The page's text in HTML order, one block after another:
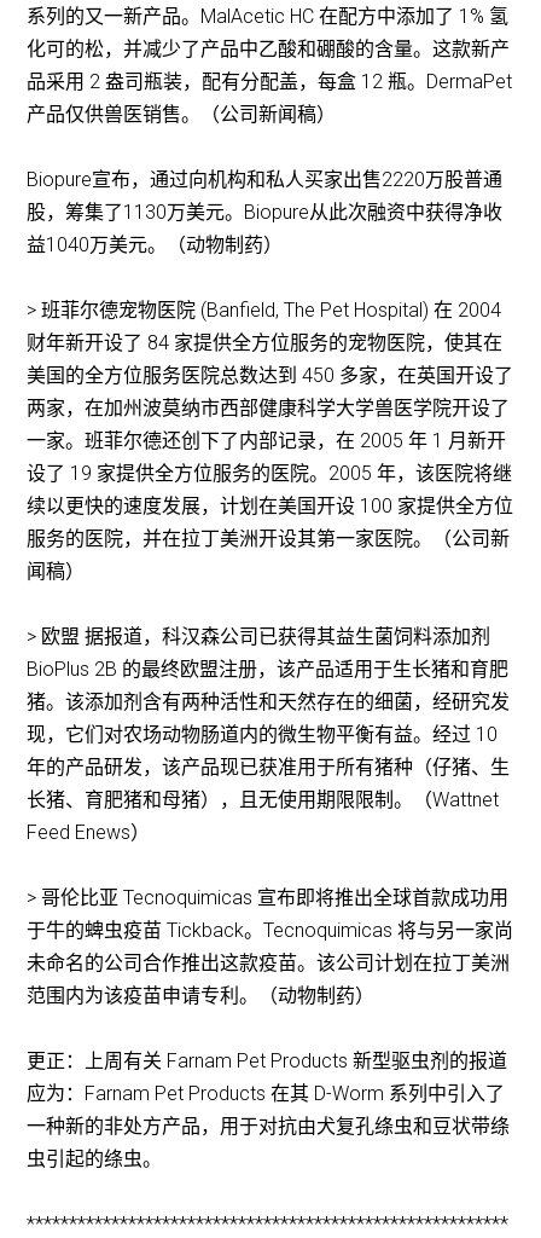
系列的又一新产品。MalAcetic HC 在配方中添加了 1% 氢
化可的松，并减少了产品中乙酸和硼酸的含量。这款新产
品采用 2 盎司瓶装，配有分配盖，每盒 12 瓶。DermaPet
产品仅供兽医销售。（公司新闻稿）
Biopure宣布，通过向机构和私人买家出售2220万股普通
股，筹集了1130万美元。Biopure从此次融资中获得净收
益1040万美元。（动物制药）
> 班菲尔德宠物医院 (Banfield, The Pet Hospital) 在 2004
财年新开设了 84 家提供全方位服务的宠物医院，使其在
美国的全方位服务医院总数达到 450 多家，在英国开设了
两家，在加州波莫纳市西部健康科学大学兽医学院开设了
一家。班菲尔德还创下了内部记录，在 2005 年 1 月新开
设了 19 家提供全方位服务的医院。2005 年，该医院将继
续以更快的速度发展，计划在美国开设 100 家提供全方位
服务的医院，并在拉丁美洲开设其第一家医院。（公司新
闻稿）
> 欧盟 据报道，科汉森公司已获得其益生菌饲料添加剂
BioPlus 2B 的最终欧盟注册，该产品适用于生长猪和育肥
猪。该添加剂含有两种活性和天然存在的细菌，经研究发
现，它们对农场动物肠道内的微生物平衡有益。经过 10
年的产品研发，该产品现已获准用于所有猪种（仔猪、生
长猪、育肥猪和母猪），且无使用期限限制。（Wattnet
Feed Enews）
> 哥伦比亚 Tecnoquimicas 宣布即将推出全球首款成功用
于牛的蜱虫疫苗 Tickback。Tecnoquimicas 将与另一家尚
未命名的公司合作推出这款疫苗。该公司计划在拉丁美洲
范围内为该疫苗申请专利。（动物制药）
更正：上周有关 Farnam Pet Products 新型驱虫剂的报道
应为：Farnam Pet Products 在其 D-Worm 系列中引入了
一种新的非处方产品，用于对抗由犬复孔绦虫和豆状带绦
虫引起的绦虫。
*********************************************************